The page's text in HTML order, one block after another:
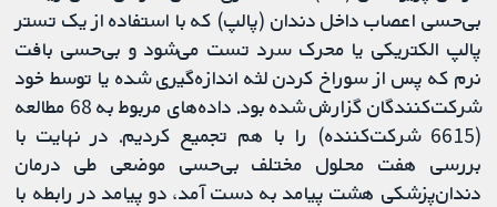
بی‌حسی اعصاب داخل دندان (پالپ) که با استفاده از یک تستر
پالپ الکتریکی یا محرک سرد تست می‌شود و بی‌حسی بافت
نرم که پس از سوراخ کردن لثه اندازه‌گیری شده یا توسط خود
شرکت‌کنندگان گزارش شده بود. داده‌های مربوط به 68 مطالعه
(6615 شرکت‌کننده) را با هم تجمیع کردیم. در نهایت با
بررسی هفت محلول مختلف بی‌حسی موضعی طی درمان
دندان‌پزشکی هشت پیامد به دست آمد، دو پیامد در رابطه با